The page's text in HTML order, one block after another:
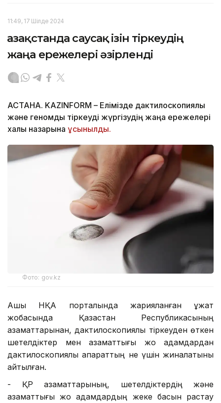
11:49, 17 Шілде 2024
Қазақстанда саусақ ізін тіркеудің
жаңа ережелері әзірленді
АСТАНА. KAZINFORM – Елімізде дактилоскопиялық
және геномдық тіркеуді жүргізудің жаңа ережелері
халық назарына ұсынылды.
Фото: gov.kz
Ашық НҚА порталында жарияланған құжат
жобасында Қазақстан Республикасының
азаматтарынан, дактилоскопиялық тіркеуден өткен
шетелдіктер мен азаматтығы жоқ адамдардан
дактилоскопиялық ақпараттың не үшін жиналатыны
айтылған.
- ҚР азаматтарының, шетелдіктердің және
азаматтығы жоқ адамдардың жеке басын растау